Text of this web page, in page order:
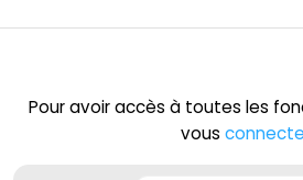
Pour avoir accès à toutes les
vous